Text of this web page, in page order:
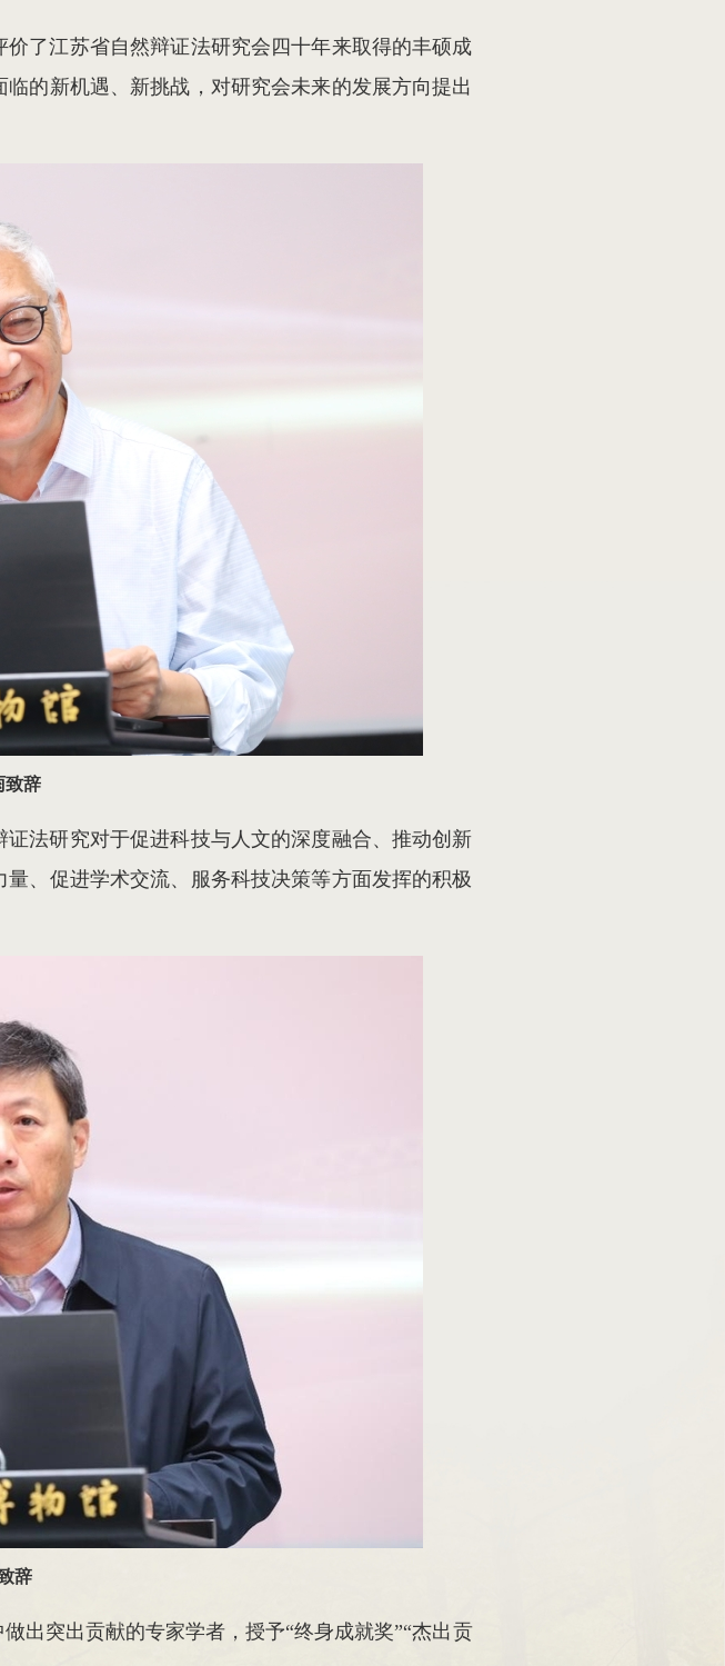
了江苏省自然辩证法研究会四十年来取得的丰硕成
的新机遇、新挑战，对研究会未来的发展方向提出
致辞
法研究对于促进科技与人文的深度融合、推动创新
、促进学术交流、服务科技决策等方面发挥的积极
辞
出突出贡献的专家学者，授予“终身成就奖”“杰出贡